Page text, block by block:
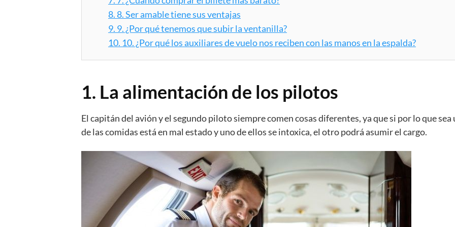
8.8. Ser amable tiene sus ventajas
9. 9. ¿Por qué tenemos que subir la ventanilla?
10. 10. ¿Por qué los auxiliares de vuelo nos reciben con las manos en la espalda?
1. La alimentación de los pilotos
El capitán del avión y el segundo piloto siempre comen cosas diferentes, ya que si por lo que sea
de las comidas está en mal estado y uno de ellos se intoxica, el otro podrá asumir el cargo.